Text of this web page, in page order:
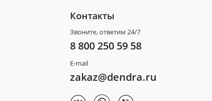
Контакты
Звоните, ответим 24/7
8 800 250 59 58
E-mail
zakaz@dendra.ru